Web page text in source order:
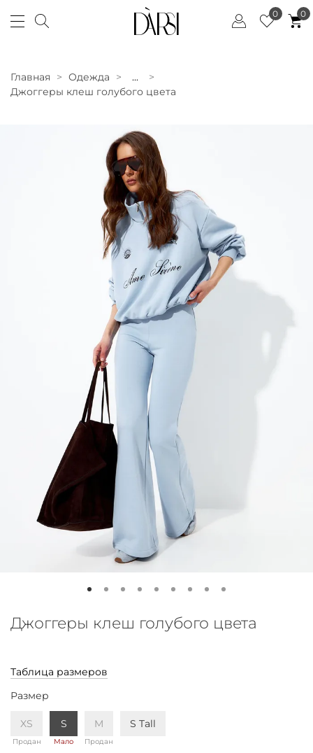
0 0
Главная Одежда
...
Джоггеры клеш голубого цвета
Джоггеры клеш голубого цвета
Таблица размеров
Размер
XS
Продан
S
Мало
M
Продан
S Tall